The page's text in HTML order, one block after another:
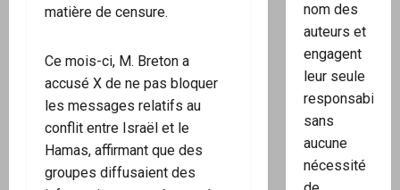
matière de censure.
Ce mois-ci, M. Breton a
accusé X de ne pas bloquer
les messages relatifs au
conflit entre Israël et le
Hamas, affirmant que des
groupes diffusaient des
nom des
auteurs et
engagent
leur seule
responsabilité,
sans
aucune
nécessité